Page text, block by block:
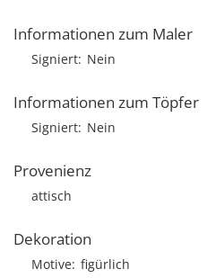
Informationen zum Maler
Signiert Nein
Informationen zum Töpfer
Signiert Nein
Provenienz
attisch
Dekoration
Motive figürlich